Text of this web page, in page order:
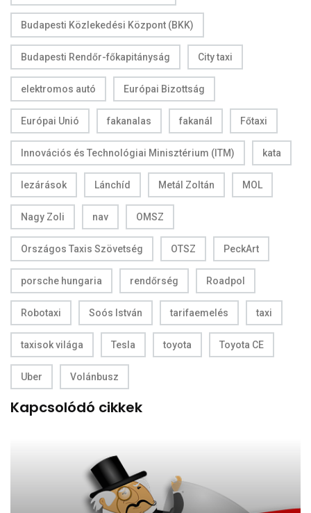
Budapesti Közlekedési Központ (BKK)
Budapesti Rendőr-főkapitányság City taxi
elektromos autó Európai Bizottság
Európai Unió fakanalas fakanál Főtaxi
Innovációs és Technológiai Minisztérium (ITM) kata
lezárások Lánchíd Metál Zoltán MOL
Nagy Zoli nav OMSZ
Országos Taxis Szövetség OTSZ PeckArt
porsche hungaria rendőrség Roadpol
Robotaxi Soós István tarifaemelés taxi
taxisok világa Tesla toyota Toyota CE
Uber Volánbusz
Kapcsolódó cikkek